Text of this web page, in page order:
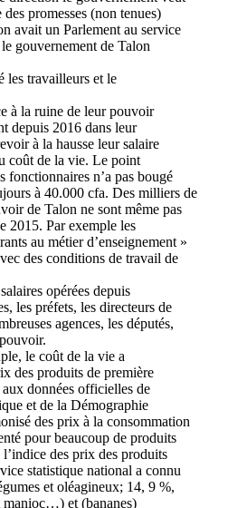
promesses (non tenues)
avait un Parlement au service
gouvernement de Talon
les travailleurs et le
à la ruine de leur pouvoir
depuis 2016 dans leur
à la hausse leur salaire
coût de la vie. Le point
fonctionnaires n’a pas bougé
à 40.000 cfa. Des milliers de
de Talon ne sont même pas
2015. Par exemple les
au métier d’enseignement »
des conditions de travail de
opérées depuis
les préfets, les directeurs de
agences, les députés,
le coût de la vie a
des produits de première
données officielles de
et de la Démographie
des prix à la consommation
pour beaucoup de produits
des prix des produits
statistique national a connu
et oléagineux; 14, 9 %,
manioc…) et (bananes)